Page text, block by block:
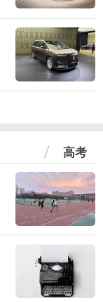
高考